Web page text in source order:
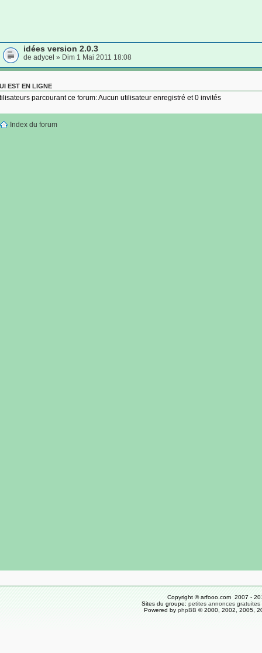
idées version 2.0.3
de adycel » Dim 1 Mai 2011 18:08
EST EN LIGNE
parcourant ce forum: Aucun utilisateur enregistré et 0 invités
Index du forum
Copyright © arfooo.com 2007 -
Sites du groupe: petites annonces gratuites
Powered by phpBB © 2000, 2002, 2005,